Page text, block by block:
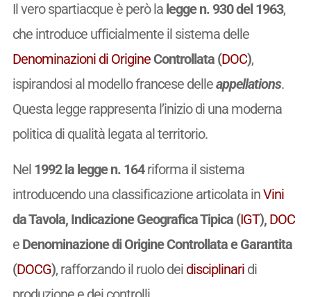
Il vero spartiacque è però la legge n. 930 del 1963,
che introduce ufficialmente il sistema delle
Denominazioni di OrigineControllata (DOC),
ispirandosi al modello francese delleappellations.
Questa legge rappresenta l’inizio di una moderna
politica di qualità legata al territorio.
Nel 1992 la legge n. 164riforma il sistema
introducendo una classificazione articolata inVini
da Tavola, Indicazione Geografica Tipica (IGT), DOC
eDenominazione di Origine Controllata e Garantita
(DOCG), rafforzando il ruolo dei disciplinaridi